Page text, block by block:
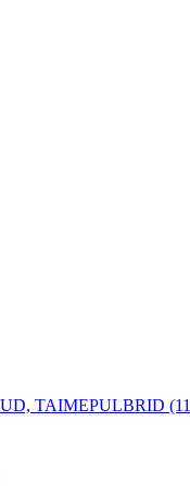
TAIMEPULBRID